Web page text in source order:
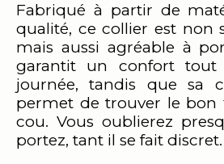
Fabriqué à partir de
qualité, ce collier est non
mais aussi agréable à
garantit un confort
journée, tandis que sa
permet de trouver le
cou. Vous oublierez
portez, tant il se fait discret.